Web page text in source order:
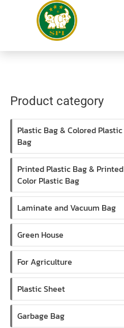
Product category
Plastic Bag & Colored Plastic
Bag
Printed Plastic Bag & Printed
Color Plastic Bag
Laminate and Vacuum Bag
Green House
For Agriculture
Plastic Sheet
Garbage Bag